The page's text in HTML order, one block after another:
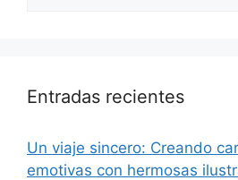
Entradas recientes
Un viaje sincero: Creando
emotivas con hermosas